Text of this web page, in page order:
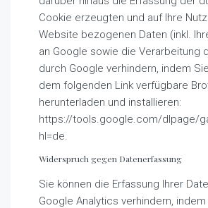
Cookie erzeugten und auf Ihre
Website bezogenen Daten (inkl.
an Google sowie die Verarbeitung
durch Google verhindern, indem
dem folgenden Link verfügbare
herunterladen und installieren:
https://tools.google.com/dlpage/
hl=de.
Widerspruch gegen Datenerfassung
Sie können die Erfassung Ihrer
Google Analytics verhindern,